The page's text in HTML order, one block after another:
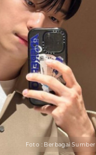
Foto : Berbagai Sumber